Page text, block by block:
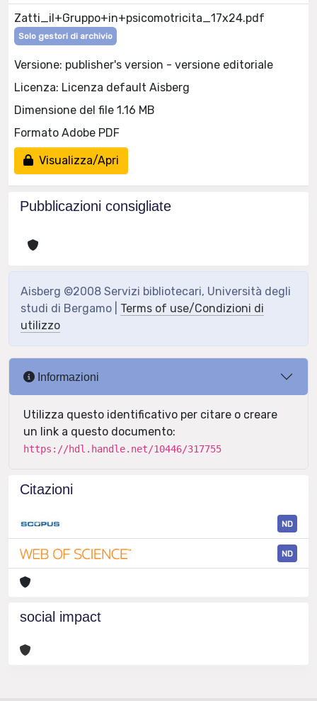
Zatti_il+Gruppo+in+psicomotricita_17x24.pdf
Solo gestori di archivio
Versione: publisher's version - versione editoriale
Licenza: Licenza default Aisberg
Dimensione del file 1.16 MB
Formato Adobe PDF
Visualizza/Apri
Pubblicazioni consigliate
Aisberg ©2008 Servizi bibliotecari, Università degli
studi di Bergamo | Terms of use/Condizioni di
utilizzo
Informazioni
Utilizza questo identificativo per citare o creare
un link a questo documento:
https://hdl.handle.net/10446/317755
Citazioni
ND
ND
social impact